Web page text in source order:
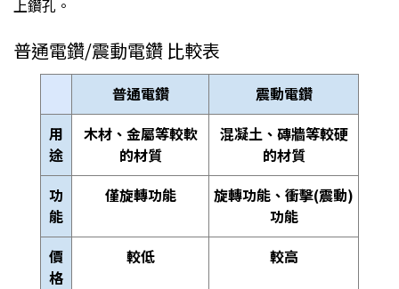
上鑽孔。
普通電鑽/震動電鑽 比較表
普通電鑽
震動電鑽
用
途
木材、金屬等較軟
的材質
混凝土、磚牆等較硬
的材質
功
能
僅旋轉功能
旋轉功能、衝擊(震動)
功能
價
格
較低 較高